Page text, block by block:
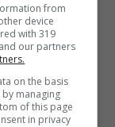
from
device
with 319
our partners
on the basis
managing
of this page
in privacy